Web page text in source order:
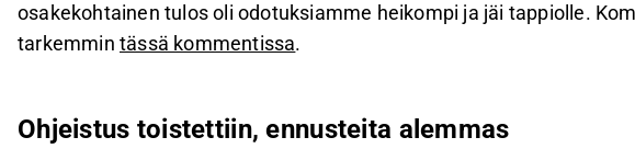
osakekohtainen tulos oli odotuksiamme heikompi ja jäi tappiolle.
tarkemmin tässä kommentissa.
Ohjeistus toistettiin, ennusteita alemmas